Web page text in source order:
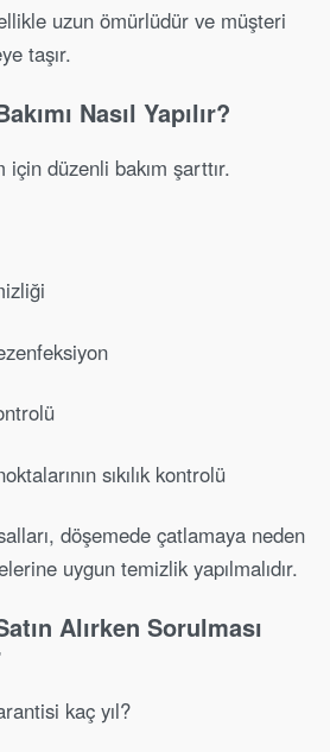
uzun ömürlüdür ve müşteri
taşır.
Nasıl Yapılır?
için düzenli bakım şarttır.
sıkılık kontrolü
döşemede çatlamaya neden
uygun temizlik yapılmalıdır.
Alırken Sorulması
kaç yıl?